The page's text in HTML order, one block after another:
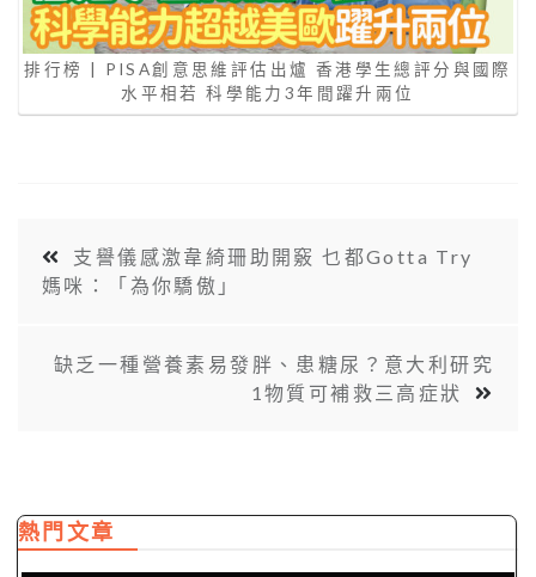
排行榜 | PISA創意思維評估出爐 香港學生總評分與國際
水平相若 科學能力3年間躍升兩位
支譽儀感激韋綺珊助開竅 乜都Gotta Try
媽咪：「為你驕傲」
缺乏一種營養素易發胖、患糖尿？意大利研究
1物質可補救三高症狀
熱門文章